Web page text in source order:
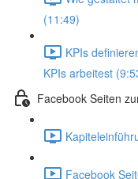
(11:49)
KPIs
KPIs arbeitest
Facebook Seiten
Facebook